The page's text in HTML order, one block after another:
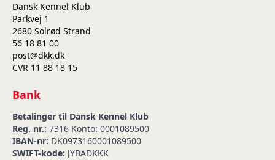
Dansk Kennel Klub
Parkvej 1
2680 Solrød Strand
56 18 81 00
post@dkk.dk
CVR 11 88 18 15
Bank
Betalinger til Dansk Kennel Klub
Reg. nr.: 7316 Konto: 0001089500
IBAN-nr: DK0973160001089500
SWIFT-kode: JYBADKKK